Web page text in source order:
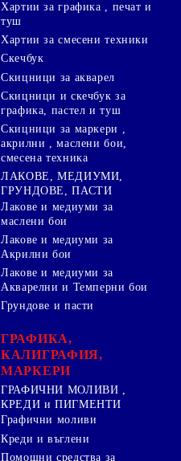
Хартии за графика , печат и
туш
Хартии за смесени техники
Скечбук
Скицници за акварел
Скицници и скечбук за
графика, пастел и туш
Скицници за маркери ,
акрилни , маслени бои,
смесена техника
ЛАКОВЕ, МЕДИУМИ,
ГРУНДОВЕ, ПАСТИ
Лакове и медиуми за
маслени бои
Лакове и медиуми за
Акрилни бои
Лакове и медиуми за
Акварелни и Темперни бои
Грундове и пасти
ГРАФИКА,
КАЛИГРАФИЯ,
МАРКЕРИ
ГРАФИЧНИ МОЛИВИ ,
КРЕДИ и ПИГМЕНТИ
Графични моливи
Креди и въглени
Помощни средства за